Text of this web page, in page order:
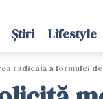
Știri Lifestyle
radicală a formulei